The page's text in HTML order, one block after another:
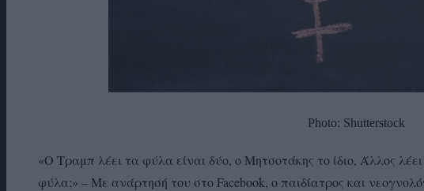
Photo: Shutterstock
«Ο Τραμπ λέει τα φύλα είναι δύο, ο Μητσοτάκης το ίδιο, Άλλος
φύλα;» – Με ανάρτησή του στο Facebook, ο παιδίατρος και